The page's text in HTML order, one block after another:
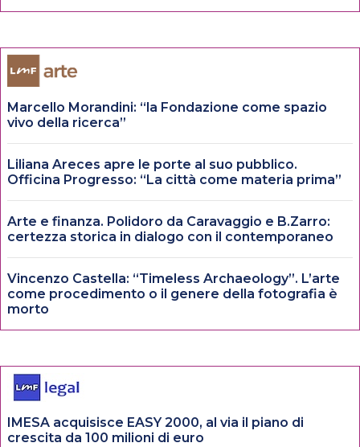
Marcello Morandini: “la Fondazione come spazio
vivo della ricerca”
Liliana Areces apre le porte al suo pubblico.
Officina Progresso: “La città come materia prima”
Arte e finanza. Polidoro da Caravaggio e B.Zarro:
certezza storica in dialogo con il contemporaneo
Vincenzo Castella: “Timeless Archaeology”. L’arte
come procedimento o il genere della fotografia è
morto
IMESA acquisisce EASY 2000, al via il piano di
crescita da 100 milioni di euro